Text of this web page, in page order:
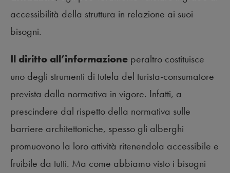
accessibilità della struttura in relazione ai suoi
bisogni.
Il diritto all’informazione peraltro costituisce
uno degli strumenti di tutela del turista-consumatore
prevista dalla normativa in vigore. Infatti, a
prescindere dal rispetto della normativa sulle
barriere architettoniche, spesso gli alberghi
promuovono la loro attività ritenendola accessibile e
fruibile da tutti. Ma come abbiamo visto i bisogni